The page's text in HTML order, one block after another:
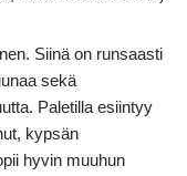
Siinä on runsaasti
sekä
Paletilla esiintyy
kypsän
hyvin muuhun